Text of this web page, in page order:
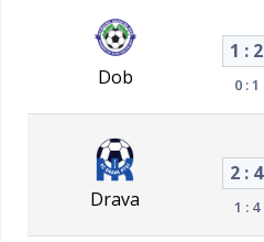
Dob
1 : 2
0 : 1
Drava
2 : 4
1 : 4